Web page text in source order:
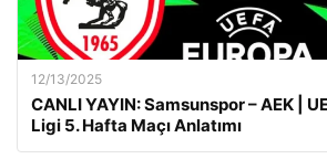
12/13/2025
CANLI YAYIN: Samsunspor – AEK |
Ligi 5. Hafta Maçı Anlatımı